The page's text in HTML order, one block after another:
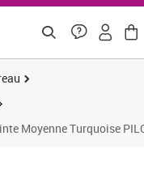
Moyenne Turquoise